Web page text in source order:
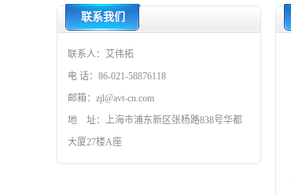
联系我们
联系人：艾伟拓
电 话：86-021-58876118
邮箱：zjl@avt-cn.com
地 址：上海市浦东新区张杨路838号华都
大厦27楼A座